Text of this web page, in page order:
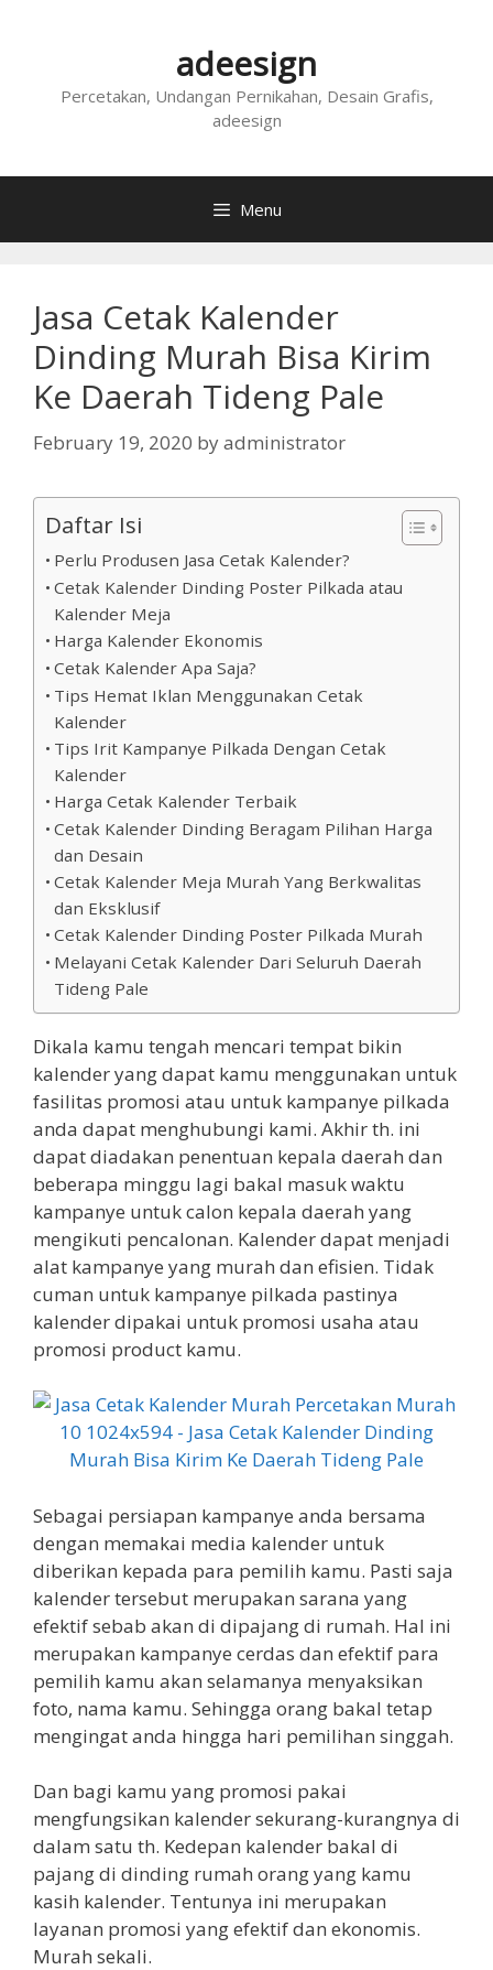
adeesign
Percetakan, Undangan Pernikahan, Desain Grafis,
adeesign
Menu
Jasa Cetak Kalender
Dinding Murah Bisa Kirim
Ke Daerah Tideng Pale
February 19, 2020 byadministrator
Daftar Isi
Perlu Produsen Jasa Cetak Kalender?
Cetak Kalender Dinding Poster Pilkada atau
Kalender Meja
Harga Kalender Ekonomis
Cetak Kalender Apa Saja?
Tips Hemat Iklan Menggunakan Cetak
Kalender
Tips Irit Kampanye Pilkada Dengan Cetak
Kalender
Harga Cetak Kalender Terbaik
Cetak Kalender Dinding Beragam Pilihan Harga
dan Desain
Cetak Kalender Meja Murah Yang Berkwalitas
dan Eksklusif
Cetak Kalender Dinding Poster Pilkada Murah
Melayani Cetak Kalender Dari Seluruh Daerah
Tideng Pale
Dikala kamu tengah mencari tempat bikin
kalender yang dapat kamu menggunakan untuk
fasilitas promosi atau untuk kampanye pilkada
anda dapat menghubungi kami. Akhir th. ini
dapat diadakan penentuan kepala daerah dan
beberapa minggu lagi bakal masuk waktu
kampanye untuk calon kepala daerah yang
mengikuti pencalonan. Kalender dapat menjadi
alat kampanye yang murah dan efisien. Tidak
cuman untuk kampanye pilkada pastinya
kalender dipakai untuk promosi usaha atau
promosi product kamu.
Sebagai persiapan kampanye anda bersama
dengan memakai media kalender untuk
diberikan kepada para pemilih kamu. Pasti saja
kalender tersebut merupakan sarana yang
efektif sebab akan di dipajang di rumah. Hal ini
merupakan kampanye cerdas dan efektif para
pemilih kamu akan selamanya menyaksikan
foto, nama kamu. Sehingga orang bakal tetap
mengingat anda hingga hari pemilihan singgah.
Dan bagi kamu yang promosi pakai
mengfungsikan kalender sekurang-kurangnya di
dalam satu th. Kedepan kalender bakal di
pajang di dinding rumah orang yang kamu
kasih kalender. Tentunya ini merupakan
layanan promosi yang efektif dan ekonomis.
Murah sekali.